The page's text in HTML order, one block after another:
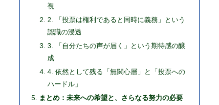
視
2. 「投票は権利であると同時に義務」という
認識の浸透
3. 「自分たちの声が届く」という期待感の醸
成
4. 依然として残る「無関心層」と「投票への
ハードル」
まとめ：未来への希望と、さらなる努力の必要